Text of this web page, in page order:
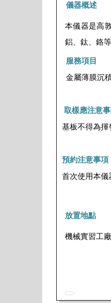
儀器概述
本儀器是高
鋁、鈦、鉻
服務項目
金屬薄膜沉
取樣應注意
基板不得為揮
預約注意事項
首次使用本儀
放置地點
機械實習工廠